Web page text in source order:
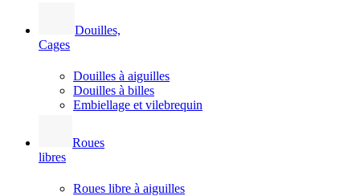
Douilles,
Cages
Douilles à aiguilles
Douilles à billes
Embiellage et vilebrequin
Roues
libres
Roues libre à aiguilles